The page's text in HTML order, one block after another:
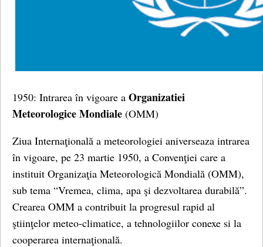
1950: Intrarea în vigoare a Organizatiei
Meteorologice Mondiale (OMM)
Ziua Internaţională a meteorologiei aniverseaza intrarea
în vigoare, pe 23 martie 1950, a Convenţiei care a
instituit Organizaţia Meteorologică Mondială (OMM),
sub tema “Vremea, clima, apa şi dezvoltarea durabilă”.
Crearea OMM a contribuit la progresul rapid al
ştiinţelor meteo-climatice, a tehnologiilor conexe si la
cooperarea internaţională.